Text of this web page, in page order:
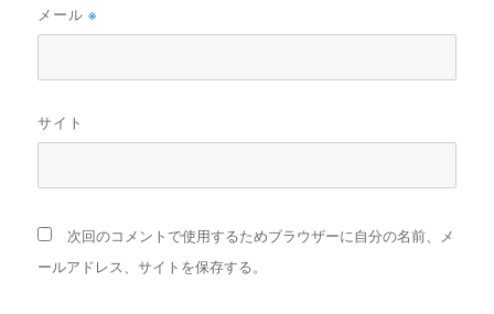
メール※
サイト
次回のコメントで使用するためブラウザーに自分の名前、メ
ールアドレス、サイトを保存する。